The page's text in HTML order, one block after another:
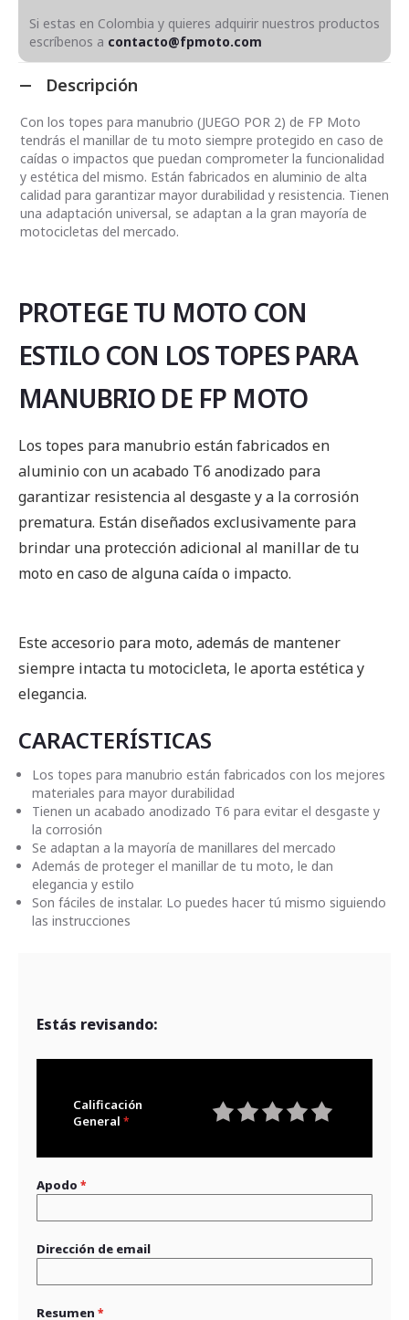
Si estas en Colombia y quieres adquirir nuestros productos
escríbenos a contacto@fpmoto.com
Descripción
Con los topes para manubrio (JUEGO POR 2) de FP Moto
tendrás el manillar de tu moto siempre protegido en caso de
caídas o impactos que puedan comprometer la funcionalidad
y estética del mismo. Están fabricados en aluminio de alta
calidad para garantizar mayor durabilidad y resistencia. Tienen
una adaptación universal, se adaptan a la gran mayoría de
motocicletas del mercado.
PROTEGE TU MOTO CON
ESTILO CON LOS TOPES PARA
MANUBRIO DE FP MOTO
Los topes para manubrio están fabricados en
aluminio con un acabado T6 anodizado para
garantizar resistencia al desgaste y a la corrosión
prematura. Están diseñados exclusivamente para
brindar una protección adicional al manillar de tu
moto en caso de alguna caída o impacto.
Este accesorio para moto, además de mantener
siempre intacta tu motocicleta, le aporta estética y
elegancia.
CARACTERÍSTICAS
Los topes para manubrio están fabricados con los mejores
materiales para mayor durabilidad
Tienen un acabado anodizado T6 para evitar el desgaste y
la corrosión
Se adaptan a la mayoría de manillares del mercado
Además de proteger el manillar de tu moto, le dan
elegancia y estilo
Son fáciles de instalar. Lo puedes hacer tú mismo siguiendo
las instrucciones
Estás revisando:
Calificación
General
Apodo
Dirección de email
Resumen